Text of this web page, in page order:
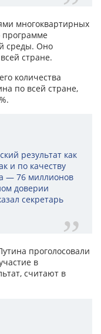
многоквартирных
программе
среды. Оно
стране.
количества
по всей стране,
результат как
и по качеству
— 76 миллионов
доверии
секретарь
проголосовали
в
считают в